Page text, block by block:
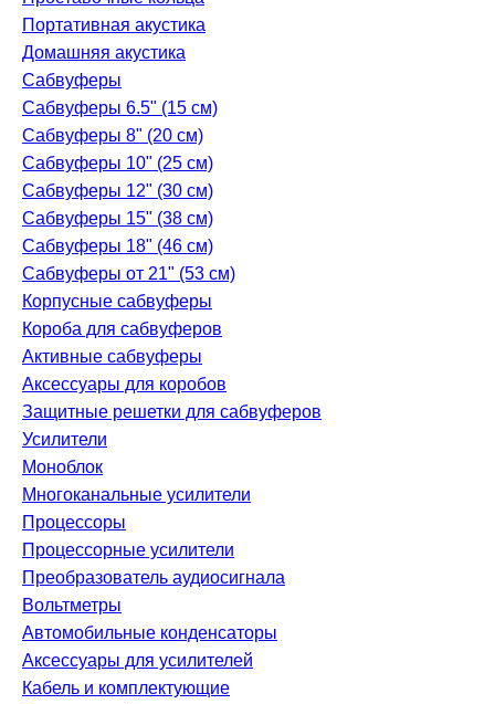
Портативная акустика
Домашняя акустика
Сабвуферы
Сабвуферы 6.5" (15 см)
Сабвуферы 8" (20 см)
Сабвуферы 10" (25 см)
Сабвуферы 12" (30 см)
Сабвуферы 15" (38 см)
Сабвуферы 18" (46 см)
Сабвуферы от 21" (53 см)
Корпусные сабвуферы
Короба для сабвуферов
Активные сабвуферы
Аксессуары для коробов
Защитные решетки для сабвуферов
Усилители
Моноблок
Многоканальные усилители
Процессоры
Процессорные усилители
Преобразователь аудиосигнала
Вольтметры
Автомобильные конденсаторы
Аксессуары для усилителей
Кабель и комплектующие